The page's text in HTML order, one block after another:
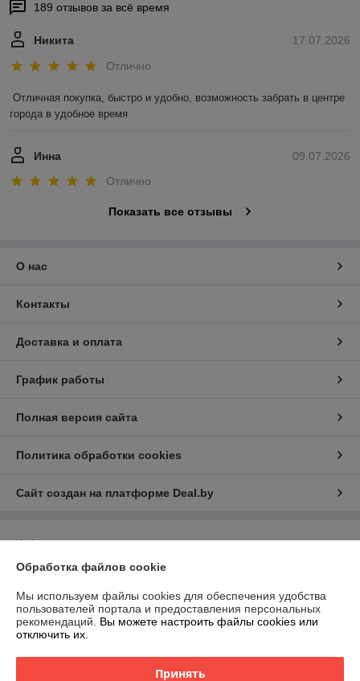
189 отзывов за всё время
17.07.2026
Никита
Отлично
Отличная покупка, быстро и удобно, возможность забрать в центре
города в удобное время
09.07.2026
Инна
Отлично
Показать все отзывы
О нас
Контакты
Доставка и оплата
График работы
Полная версия сайта
Политика обработки cookies
Сайт создан на платформе Deal.by
Информация для покупателя
Индивидуальный предприниматель:
220093, г.Минск ул.Чигладзе д.2 кв.7
Регистрационный номер ЕГР: 193539752
Регистрационный орган: Минский горисполком
Обработка файлов cookie
Мы используем файлы cookies для обеспечения удобства
пользователей портала и предоставления персональных
рекомендаций. Вы можете настроить файлы cookies или
отключить их.
Принять